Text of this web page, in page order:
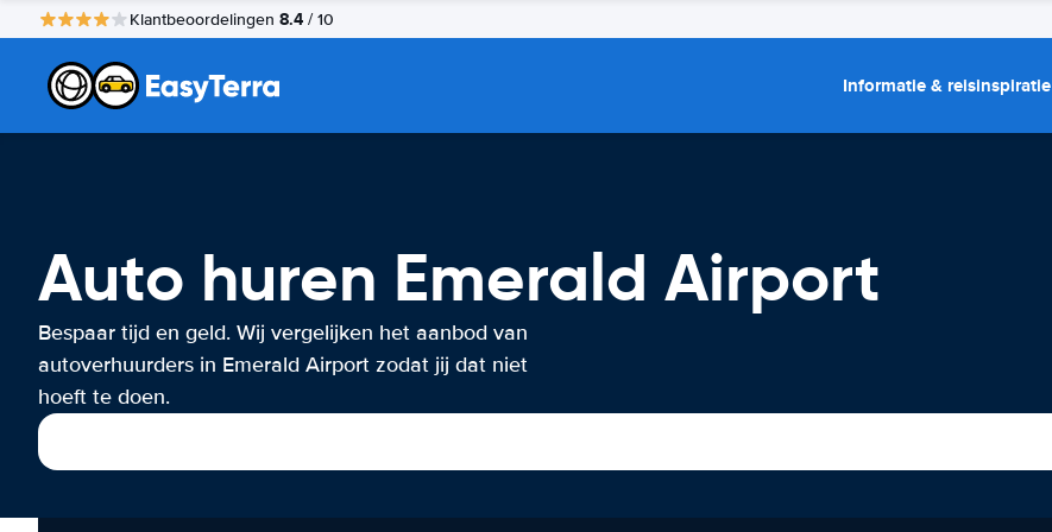
Klantbeoordelingen 8.4 / 10
Informatie & reisinspiratie
Auto huren Emerald Airport
Bespaar tijd en geld. Wij vergelijken het aanbod van
autoverhuurders in Emerald Airport zodat jij dat niet
hoeft te doen.